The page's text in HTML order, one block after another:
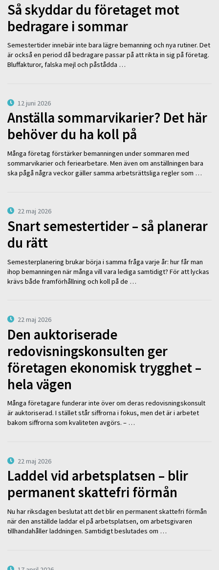
Så skyddar du företaget mot
bedragare i sommar
Semestertider innebär inte bara lägre bemanning och nya rutiner. Det
är också en period då bedragare passar på att rikta in sig på företag.
Bluffakturor, falska mejl och påstådda …
12 juni 2026
Anställa sommarvikarier? Det här
behöver du ha koll på
Många företag förstärker bemanningen under sommaren med
sommarvikarier och feriearbetare. Men även om anställningen bara
ska pågå några veckor gäller samma arbetsrättsliga regler som …
22 maj 2026
Snart semestertider – så planerar
du rätt
Semesterplanering brukar börja i samma fråga varje år: hur får man
ihop bemanningen när många vill vara lediga samtidigt? För att lyckas
krävs både framförhållning och koll på de …
22 maj 2026
Den auktoriserade
redovisningskonsulten ger
företagen ekonomisk trygghet –
hela vägen
Många företagare funderar inte över om deras redovisningskonsult
är auktoriserad. I stället står siffrorna i fokus, men det är i arbetet
bakom siffrorna som kvaliteten avgörs. – …
22 maj 2026
Laddel vid arbetsplatsen – blir
permanent skattefri förmån
Nu har riksdagen beslutat att det blir en permanent skattefri förmån
när den anställde laddar el på arbetsplatsen, om arbetsgivaren
tillhandahåller laddningen. Samtidigt beslutades om …